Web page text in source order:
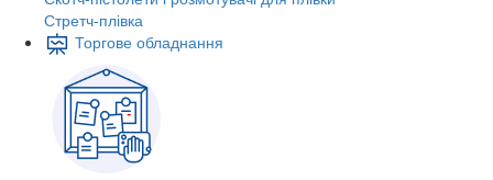
Стретч-плівка
Торгове обладнання